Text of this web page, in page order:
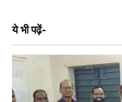
ये भी पढ़ें-